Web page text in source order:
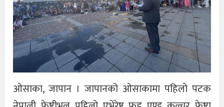
ओसाका, जापान । जापानको ओसाकामा पहिलो पटक